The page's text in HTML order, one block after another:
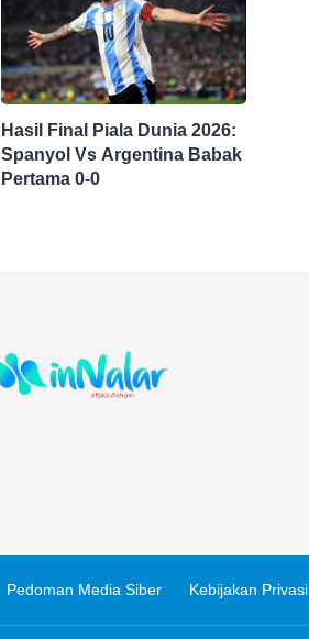
Hasil Final Piala Dunia 2026:
Spanyol Vs Argentina Babak
Pertama 0-0
Pedoman Media Siber Kebijakan Privasi